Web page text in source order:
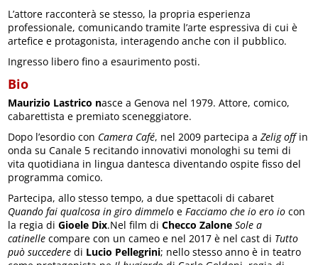
L’attore racconterà se stesso, la propria esperienza
professionale, comunicando tramite l’arte espressiva di cui è
artefice e protagonista, interagendo anche con il pubblico.
Ingresso libero fino a esaurimento posti.
Bio
Maurizio Lastrico nasce a Genova nel 1979.Attore, comico,
cabarettista e premiato sceneggiatore.
Dopo l’esordio con Camera Café, nel 2009 partecipa aZelig offin
onda su Canale 5 recitando innovativi monologhi su temi di
vita quotidiana in lingua dantesca diventando ospite fisso del
programma comico.
Partecipa, allo stesso tempo, a due spettacoli di cabaret
Quando fai qualcosa in giro dimmelo eFacciamo che io ero io con
la regia diGioele Dix.Nel film diChecco Zalone Sole a
catinelle compare con un cameo e nel 2017 è nel cast di Tutto
può succedere di Lucio Pellegrini; nello stesso anno è in teatro